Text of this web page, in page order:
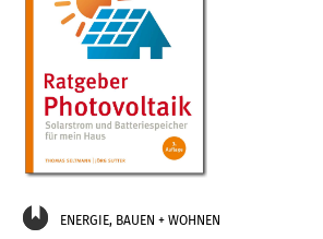
ENERGIE, BAUEN + WOHNEN